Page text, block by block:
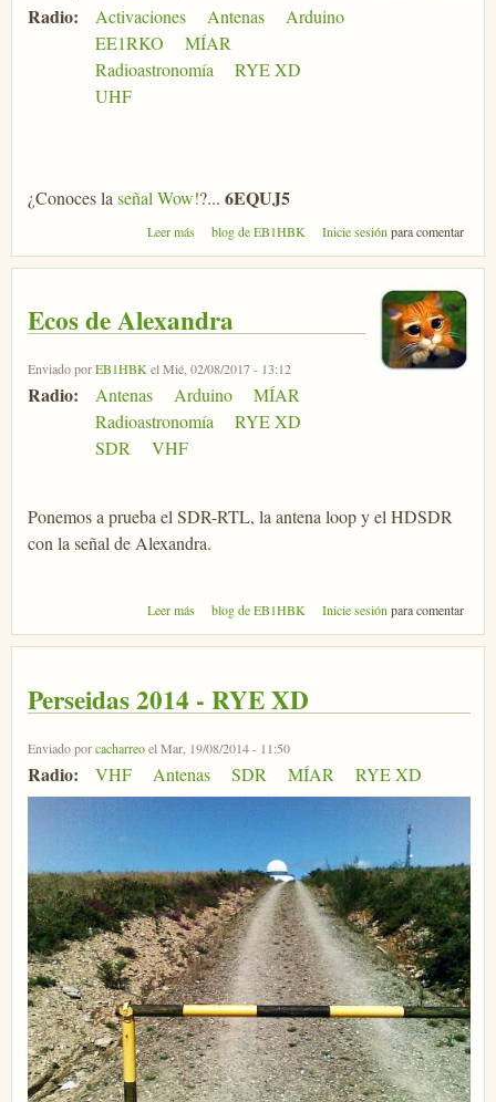
Radio: Activaciones Antenas
Arduino
EE1RKO
MÍAR
Radioastronomía
RYE XD
UHF
¿Conoces la señal Wow!?... 6EQUJ5
Leer más sobre 40 Aniversario Señal Wow!
blog de EB1HBK Inicie sesión para comentar
Ecos de Alexandra
Enviado porEB1HBKel Mié, 02/08/2017 - 13:12
Radio: Antenas Arduino
MÍAR
Radioastronomía
RYE XD
SDR
VHF
Ponemos a prueba el SDR-RTL, la antena loop y el HDSDR
con la señal de Alexandra.
Leer más sobre Ecos de Alexandra
blog de EB1HBK Inicie sesiónpara comentar
Perseidas 2014 - RYE XD
Enviado porcacharreoel Mar, 19/08/2014 - 11:50
Radio: VHF Antenas SDR MÍAR RYE XD